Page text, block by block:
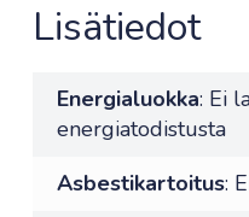
Lisätiedot
Energialuokka: Ei
energiatodistusta
Asbestikartoitus: